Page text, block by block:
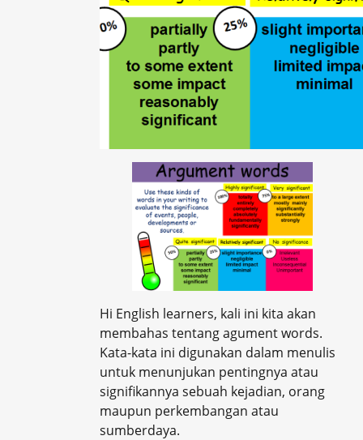
Hi English learners, kali ini kita akan
membahas tentang agument words.
Kata-kata ini digunakan dalam menulis
untuk menunjukan pentingnya atau
signifikannya sebuah kejadian, orang
maupun perkembangan atau
sumberdaya.